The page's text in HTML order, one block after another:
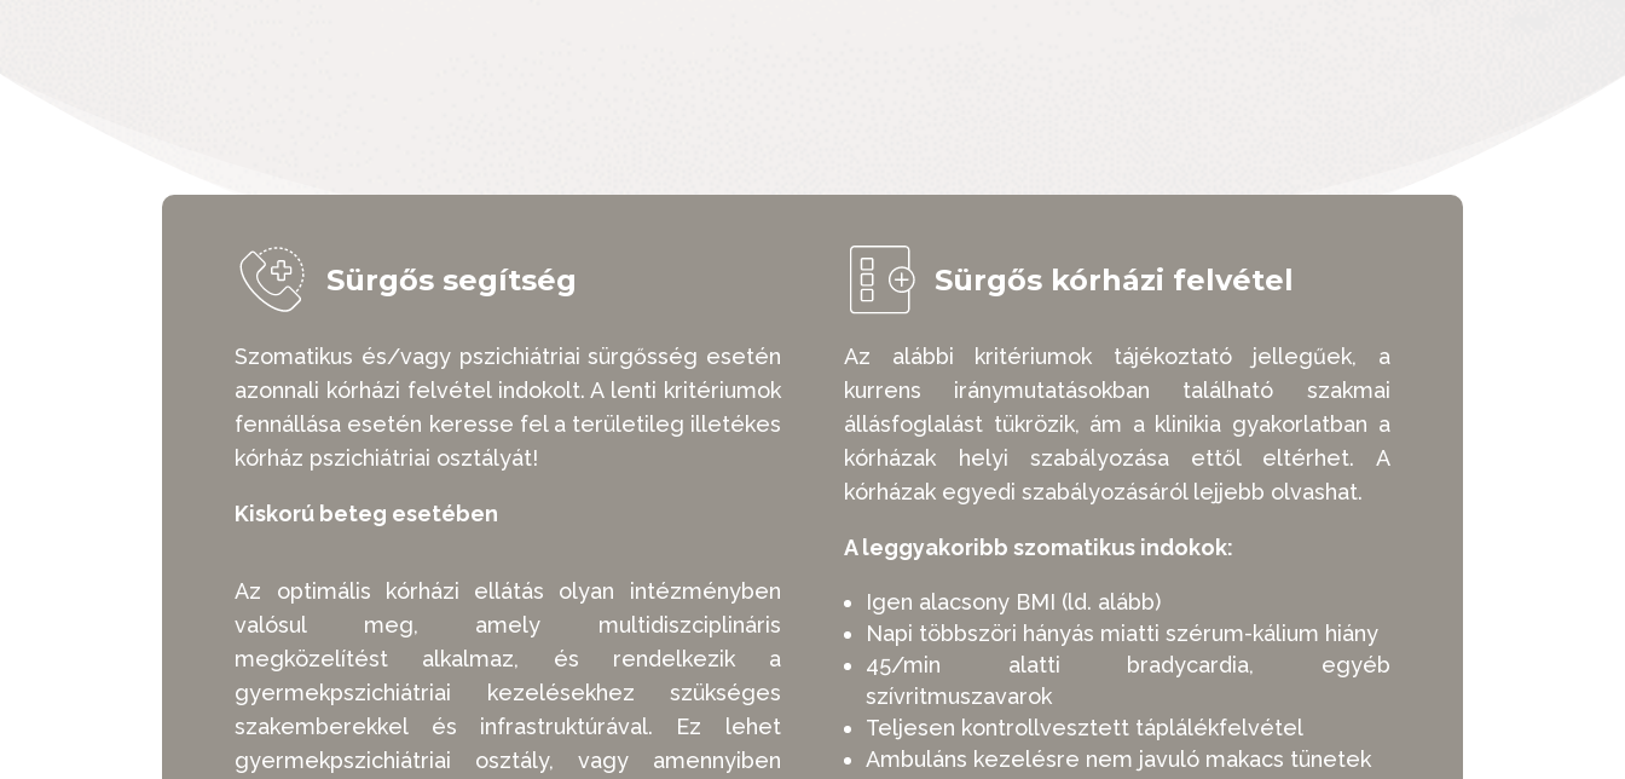
Sürgős segítség
Szomatikus és/vagy pszichiátriai sürgősség esetén
azonnali kórházi felvétel indokolt. A lenti kritériumok
fennállása esetén keresse fel a területileg illetékes
kórház pszichiátriai osztályát!
Kiskorú beteg esetében
Az optimális kórházi ellátás olyan intézményben
valósul meg, amely multidiszciplináris
megközelítést alkalmaz, és rendelkezik a
gyermekpszichiátriai kezelésekhez szükséges
szakemberekkel és infrastruktúrával. Ez lehet
gyermekpszichiátriai osztály, vagy amennyiben
Sürgős kórházi felvétel
Az alábbi kritériumok tájékoztató jellegűek, a
kurrens iránymutatásokban található szakmai
állásfoglalást tükrözik, ám a klinikia gyakorlatban a
kórházak helyi szabályozása ettől eltérhet. A
kórházak egyedi szabályozásáról lejjebb olvashat.
A leggyakoribb szomatikus indokok:
Igen alacsony BMI (ld. alább)
Napi többszöri hányás miatti szérum-kálium hiány
45/min alatti bradycardia, egyéb
szívritmuszavarok
Teljesen kontrollvesztett táplálékfelvétel
Ambuláns kezelésre nem javuló makacs tünetek